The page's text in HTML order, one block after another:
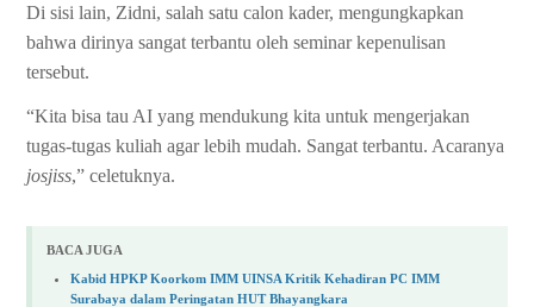
Di sisi lain, Zidni, salah satu calon kader, mengungkapkan
bahwa dirinya sangat terbantu oleh seminar kepenulisan
tersebut.
“Kita bisa tau AI yang mendukung kita untuk mengerjakan
tugas-tugas kuliah agar lebih mudah. Sangat terbantu. Acaranya
josjiss,” celetuknya.
BACA JUGA
Kabid HPKP Koorkom IMM UINSA Kritik Kehadiran PC IMM
Surabaya dalam Peringatan HUT Bhayangkara